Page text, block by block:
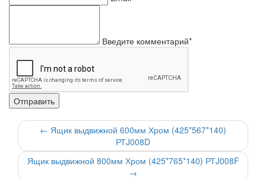
Введите комментарий*
← Ящик выдвижной 600мм Хром (425*567*140)
РТJ008D
Ящик выдвижной 800мм Хром (425*765*140) РТJ008F
→